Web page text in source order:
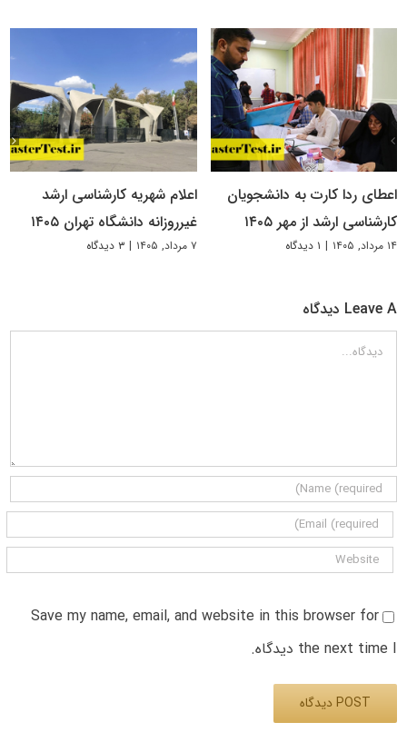
اعطای ردا کارت به دانشجویان
کارشناسی ارشد از مهر ۱۴۰۵
۱۴ مرداد, ۱۴۰۵ | ۱ دیدگاه
اعلام شهریه کارشناسی ارشد
غیرروزانه دانشگاه تهران ۱۴۰۵
۷ مرداد, ۱۴۰۵ | ۳ دیدگاه
Leave A دیدگاه
دیدگاه
Save my name, email, and website in this browser for
the next time I دیدگاه.